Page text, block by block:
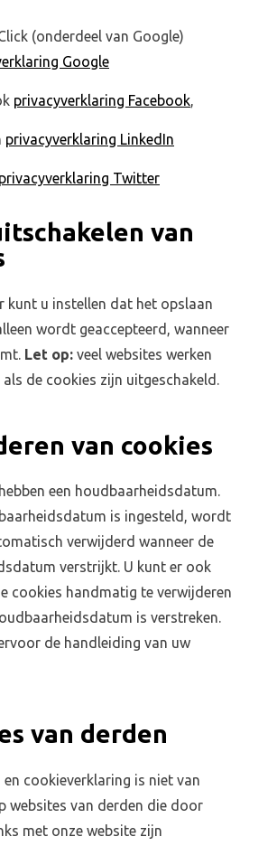
(onderdeel van Google)
Google
privacyverklaring Facebook,
privacyverklaring LinkedIn
privacyverklaring Twitter
van
kunt u instellen dat het opslaan
wordt geaccepteerd, wanneer
Let op: veel websites werken
de cookies zijn uitgeschakeld.
van cookies
een houdbaarheidsdatum.
is ingesteld, wordt
verwijderd wanneer de
verstrijkt. U kunt er ook
cookies handmatig te verwijderen
is verstreken.
de handleiding van uw
van derden
en cookieverklaring is niet van
websites van derden die door
met onze website zijn